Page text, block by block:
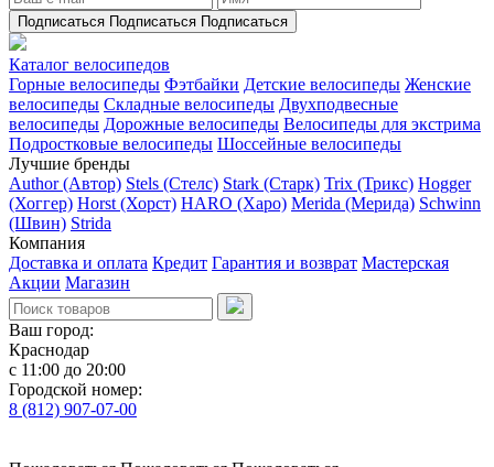
Подписаться Подписаться Подписаться
Каталог велосипедов
Горные велосипеды Фэтбайки Детские велосипеды Женские
велосипеды Складные велосипеды Двухподвесные
велосипеды Дорожные велосипеды Велосипеды для экстрима
Подростковые велосипеды Шоссейные велосипеды
Лучшие бренды
Author (Автор) Stels (Стелс) Stark (Старк) Trix (Трикс) Hogger
(Хоггер) Horst (Хорст) HARO (Харо) Merida (Мерида) Schwinn
(Швин) Strida
Компания
Доставка и оплата Кредит Гарантия и возврат Мастерская
Акции Магазин
Ваш город:
Краснодар
с 11:00 до 20:00
Городской номер:
8 (812) 907-07-00